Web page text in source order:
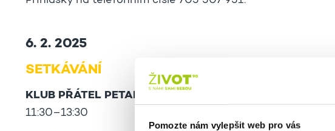
Pomozte nám vylepšit web pro vás
6. 2. 2025
SETKÁVÁNÍ
KLUB PŘÁTEL PETANQUE
11:30–13:30